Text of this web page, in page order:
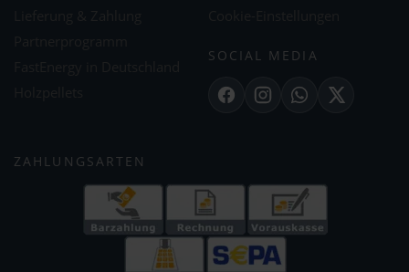
SOCIAL MEDIA
FacebookInstagramWhatsApp
X
ZAHLUNGSARTEN